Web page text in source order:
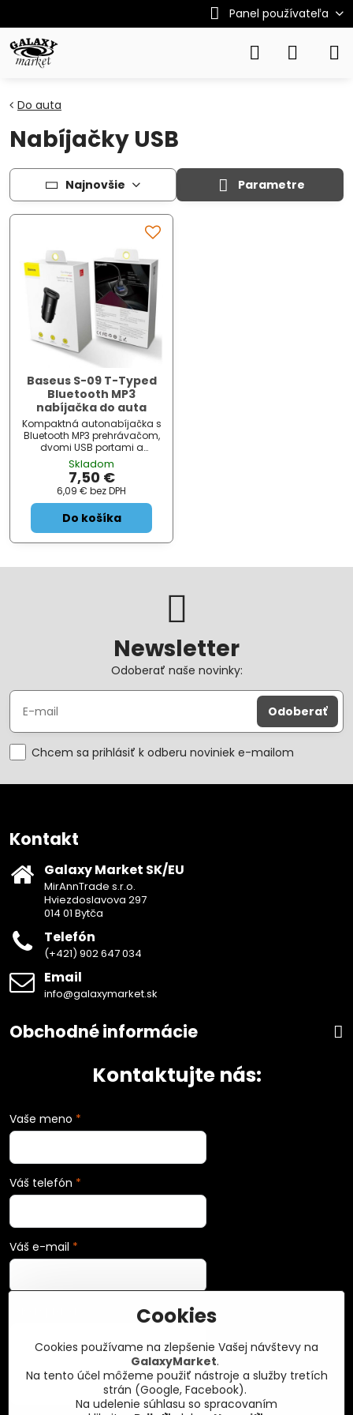
Panel používateľa
Do auta
Nabíjačky USB
Najnovšie Parametre
Baseus S-09 T-Typed
Bluetooth MP3
nabíjačka do auta
Kompaktná autonabíjačka s
Bluetooth MP3 prehrávačom,
dvomi USB portami a
prehľadným LED displejom.
Skladom
7,50 €
6,09 € bez DPH
Do košíka
Newsletter
Odoberať naše novinky:
Odoberať
Chcem sa prihlásiť k odberu noviniek e-mailom
Kontakt
Galaxy Market SK/EU
MirAnnTrade s.r.o.
Hviezdoslavova 297
014 01 Bytča
Telefón
(+421) 902 647 034
Email
info@galaxymarket.sk
Obchodné informácie
Kontaktujte nás:
Vaše meno *
Váš telefón *
Váš e-mail *
Cookies
Cookies používame na zlepšenie Vašej návštevy na
GalaxyMarket.
Na tento účel môžeme použiť nástroje a služby tretích
strán (Google, Facebook).
Na udelenie súhlasu so spracovaním